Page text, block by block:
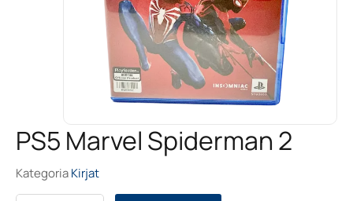
PS5 Marvel Spiderman 2
KategoriaKirjat